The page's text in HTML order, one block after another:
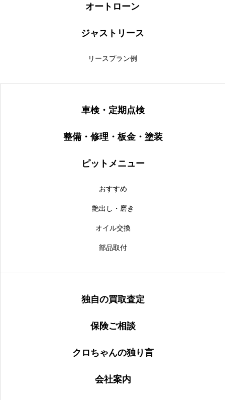
オートローン
ジャストリース
リースプラン例
車検・定期点検
整備・修理・板金・塗装
ピットメニュー
おすすめ
艶出し・磨き
オイル交換
部品取付
独自の買取査定
保険ご相談
クロちゃんの独り言
会社案内